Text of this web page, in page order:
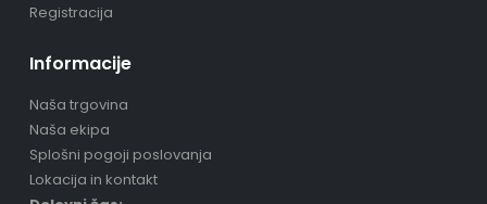
Registracija
Informacije
Naša trgovina
Naša ekipa
Splošni pogoji poslovanja
Lokacija in kontakt